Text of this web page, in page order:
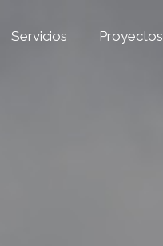
Servicios Proyectos